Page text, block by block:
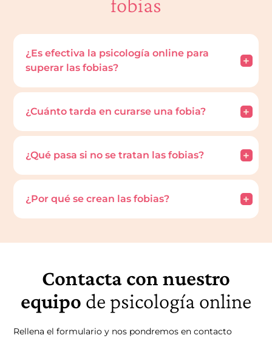
pensamientos y emociones sin juicio.
fobias
¿Es efectiva la psicología online para
superar las fobias?
¿Cuánto tarda en curarse una fobia?
¿Qué pasa si no se tratan las fobias?
¿Por qué se crean las fobias?
Contacta con nuestro
equipo de psicología online
Rellena el formulario y nos pondremos en contacto